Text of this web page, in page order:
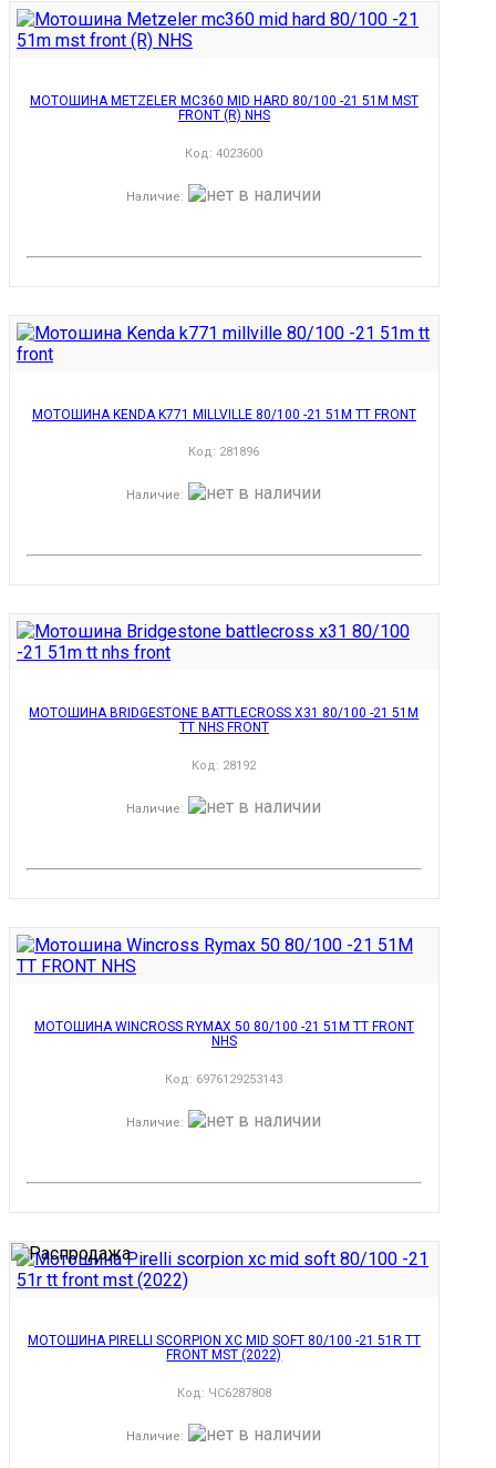
МОТОШИНА METZELER MC360 MID HARD 80/100 -21 51M MST
FRONT (R) NHS
Код:4023600
Наличие:
МОТОШИНА KENDA K771 MILLVILLE 80/100 -21 51M TT FRONT
Код: 281896
Наличие:
МОТОШИНА BRIDGESTONE BATTLECROSS X31 80/100 -21 51M
TT NHS FRONT
Код: 28192
Наличие:
МОТОШИНА WINCROSS RYMAX 50 80/100 -21 51M TT FRONT
NHS
Код: 6976129253143
Наличие:
МОТОШИНА PIRELLI SCORPION XC MID SOFT 80/100 -21 51R TT
FRONT MST (2022)
Код: ЧС6287808
Наличие: